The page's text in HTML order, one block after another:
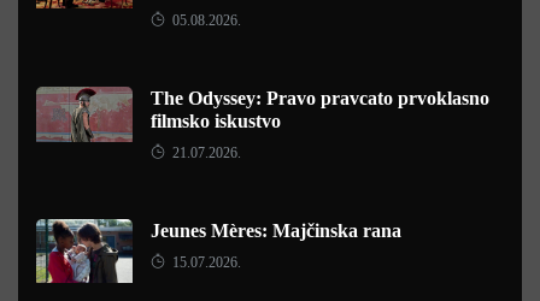
05.08.2026.
The Odyssey: Pravo pravcato prvoklasno
filmsko iskustvo
21.07.2026.
Jeunes Mères: Majčinska rana
15.07.2026.